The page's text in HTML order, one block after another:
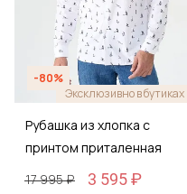
-80%
Эксклюзивно в бутиках
Рубашка из хлопка с
принтом приталенная
17 995 ₽
3 595 ₽